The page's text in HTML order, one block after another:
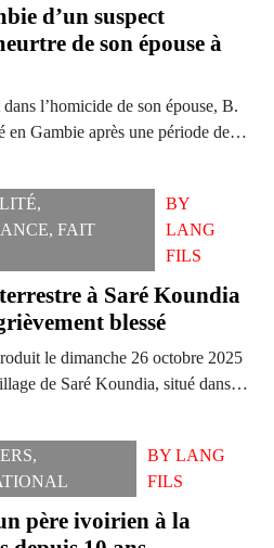
d’un suspect
de son épouse à
l’homicide de son épouse, B.
en Gambie après une période de…
,
, FAIT
BY
LANG
FILS
à Saré Koundia
blessé
le dimanche 26 octobre 2025
de Saré Koundia, situé dans…
,
BYLANG
FILS
père ivoirien à la